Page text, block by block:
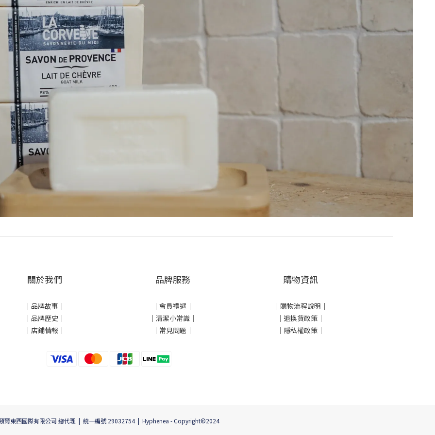
關於我們
｜品牌故事 ｜
｜品牌歷史 ｜
｜店鋪情報｜
品牌服務
｜會員禮遇｜
｜清潔小常識｜
｜常見問題｜
購物資訊
｜ 購物流程說明 ｜
｜ 退換貨政策 ｜
｜ 隱私權政策 ｜
爾東西國際有限公司 總代理 | 統一編號 29032754 | Hyphenea - Copyright©2024